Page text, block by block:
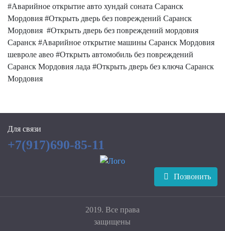
#Аварийное открытие авто хундай соната Саранск
Мордовия #Открыть дверь без повреждений Саранск
Мордовия #Открыть дверь без повреждений мордовия
Саранск #Аварийное открытие машины Саранск Мордовия
шевроле авео #Открыть автомобиль без повреждений
Саранск Мордовия лада #Открыть дверь без ключа Саранск
Мордовия
Для связи
+7(917)690-85-11
Позвонить
2019. Все права
защищены